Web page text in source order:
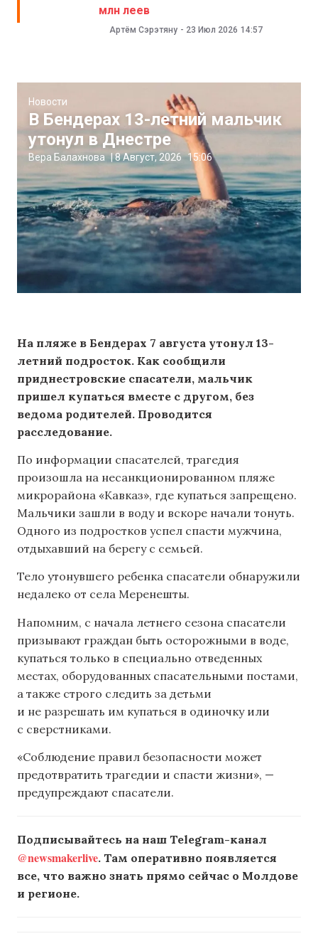
млн леев
Артём Сэрэтяну - 23 Июл 2026 14:57
Новости
В Бендерах 13-летний мальчик
утонул в Днестре
Вера Балахнова |8 Август, 2026 15:06
На пляже в Бендерах 7 августа утонул 13-
летний подросток. Как сообщили
приднестровские спасатели, мальчик
пришел купаться вместе с другом, без
ведома родителей. Проводится
расследование.
По информации спасателей, трагедия
произошла на несанкционированном пляже
микрорайона «Кавказ», где купаться запрещено.
Мальчики зашли в воду и вскоре начали тонуть.
Одного из подростков успел спасти мужчина,
отдыхавший на берегу с семьей.
Тело утонувшего ребенка спасатели обнаружили
недалеко от села Меренешты.
Напомним, с начала летнего сезона спасатели
призывают граждан быть осторожными в воде,
купаться только в специально отведенных
местах, оборудованных спасательными постами,
а также строго следить за детьми
и не разрешать им купаться в одиночку или
с сверстниками.
«Соблюдение правил безопасности может
предотвратить трагедии и спасти жизни», —
предупреждают спасатели.
Подписывайтесь на наш Telegram-канал
@newsmakerlive. Там оперативно появляется
все, что важно знать прямо сейчас о Молдове
и регионе.